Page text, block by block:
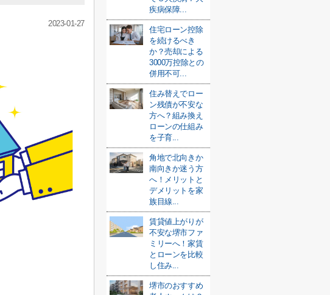
2023-01-27
疾病保障...
住宅ローン控除
を続けるべき
か？売却による
3000万控除との
併用不可...
住み替えでロー
ン残債が不安な
方へ？組み換え
ローンの仕組み
を子育...
角地で北向きか
南向きか迷う方
へ！メリットと
デメリットを家
族目線...
賃貸値上がりが
不安な堺市ファ
ミリーへ！家賃
とローンを比較
し住み...
堺市のおすすめ